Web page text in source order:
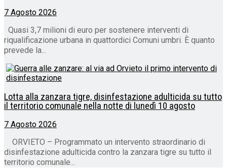
7 Agosto 2026
Quasi 3,7 milioni di euro per sostenere interventi di
riqualificazione urbana in quattordici Comuni umbri. È quanto
prevede la...
Lotta alla zanzara tigre, disinfestazione adulticida su tutto
il territorio comunale nella notte di lunedì 10 agosto
7 Agosto 2026
ORVIETO – Programmato un intervento straordinario di
disinfestazione adulticida contro la zanzara tigre su tutto il
territorio comunale...